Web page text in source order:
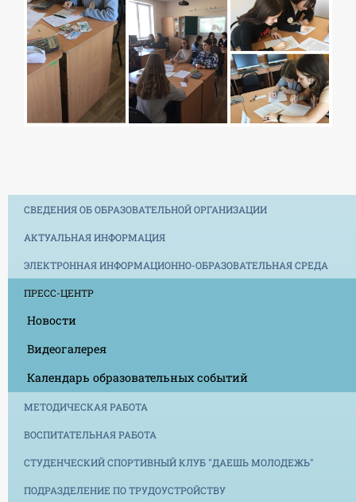
СВЕДЕНИЯ ОБ ОБРАЗОВАТЕЛЬНОЙ ОРГАНИЗАЦИИ
АКТУАЛЬНАЯ ИНФОРМАЦИЯ
ЭЛЕКТРОННАЯ ИНФОРМАЦИОННО-ОБРАЗОВАТЕЛЬНАЯ СРЕДА
ПРЕСС-ЦЕНТР
Новости
Видеогалерея
Календарь образовательных событий
МЕТОДИЧЕСКАЯ РАБОТА
ВОСПИТАТЕЛЬНАЯ РАБОТА
СТУДЕНЧЕСКИЙ СПОРТИВНЫЙ КЛУБ "ДАЕШЬ МОЛОДЕЖЬ"
ПОДРАЗДЕЛЕНИЕ ПО ТРУДОУСТРОЙСТВУ